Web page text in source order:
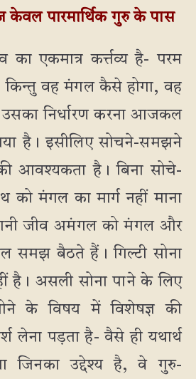
पारमार्थिक गुरु के पास
एकमात्र कर्त्तव्य है- परम
किन्तु वह मंगल कैसे होगा, वह
उसका निर्धारण करना आजकल
है। इसीलिए सोचने-समझने
आवश्यकता है। बिना सोचे-
को मंगल का मार्ग नहीं माना
जीव अमंगल को मंगल और
समझ बैठते हैं। गिल्टी सोना
है। असली सोना पाने के लिए
के विषय में विशेषज्ञ की
लेना पड़ता है- वैसे ही यथार्थ
जिनका उद्देश्य है, वे गुरु-